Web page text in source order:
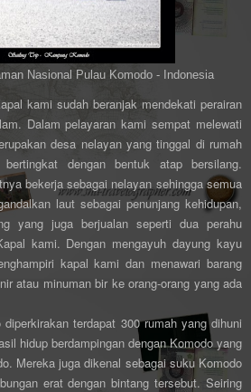
Nasional Pulau Komodo - Indonesia
kami sudah beranjak mendekati perairan
Dalam pelayaran kami sempat melewati
desa nelayan yang tinggal di rumah
dengan bentuk atap bersilang.
bekerja sebagai nelayan sehingga semua
laut sebagai penunjang kehidupan,
yang juga berjualan seperti dua perahu
kami. Dengan mengayuh dayung kayu
kapal kami dan menawari barang
atau minuman bir ke orang-orang yang ada
terdapat 300 rumah yang dihuni
hidup berdampingan dengan Komodo yang
Mereka juga dikenal sebagai suku Komodo
erat dengan bintang tersebut. Seiring